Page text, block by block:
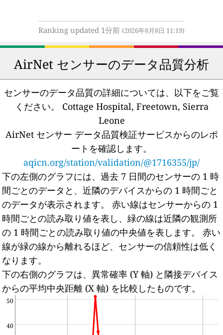
Ranking updated 1分前 (2026年8月8日 11:19)
AirNet センサーのデータ品質分析
センサーのデータ品質の詳細については、以下をご覧
ください。
Cottage Hospital, Freetown, Sierra
Leone
AirNet センサー データ品質検証サービスからのレポ
ートを確認します。
aqicn.org/station/validation/@1716355/jp/
下の左側のグラフには、過去 7 日間のセンサーの 1 時
間ごとのデータと、近隣のデバイスからの 1 時間ごと
のデータが表示されます。
赤い線はセンサーからの 1
時間ごとの読み取り値を表し、緑の線は近隣の観測所
の 1 時間ごとの読み取り値の中央値を表します。
赤い
線が緑の線から離れるほど、センサーの信頼性は低く
なります。
下の右側のグラフは、異常確率 (Y 軸) と隣接デバイス
からの平均中央距離 (X 軸) を比較したものです。
40
50